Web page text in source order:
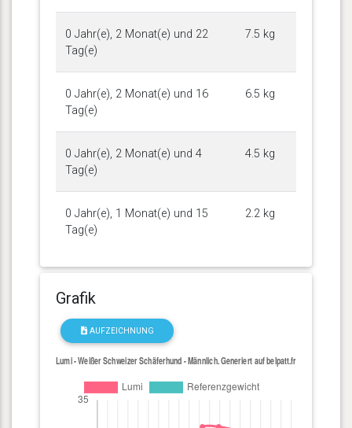
0 Jahr(e), 2 Monat(e) und 22
Tag(e)
7.5 kg
0 Jahr(e), 2 Monat(e) und 16
Tag(e)
6.5 kg
0 Jahr(e), 2 Monat(e) und 4
Tag(e)
4.5 kg
0 Jahr(e), 1 Monat(e) und 15
Tag(e)
2.2 kg
Grafik
AUFZEICHNUNG